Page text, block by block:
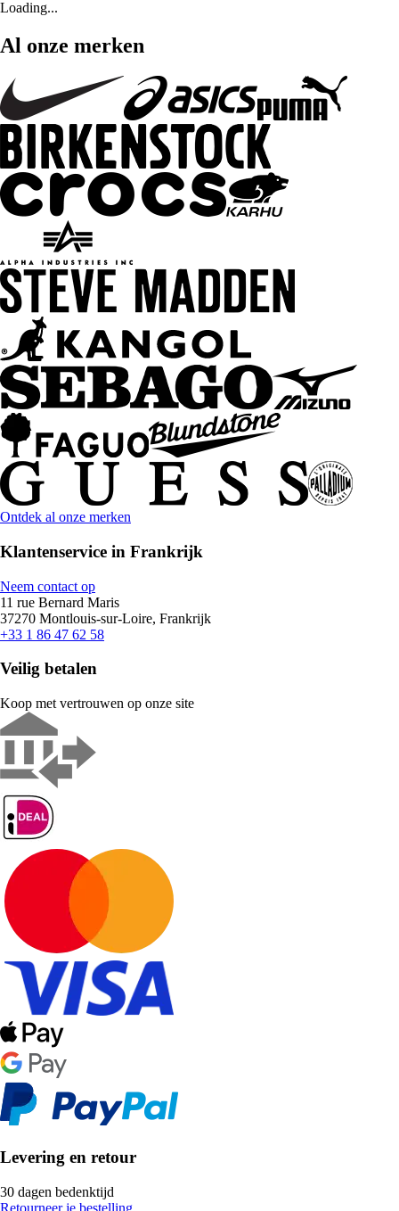
Loading...
Al onze merken
Ontdek al onze merken
Klantenservice in Frankrijk
Neem contact op
11 rue Bernard Maris
37270 Montlouis-sur-Loire, Frankrijk
+33 1 86 47 62 58
Veilig betalen
Koop met vertrouwen op onze site
Levering en retour
30 dagen bedenktijd
Retourneer je bestelling